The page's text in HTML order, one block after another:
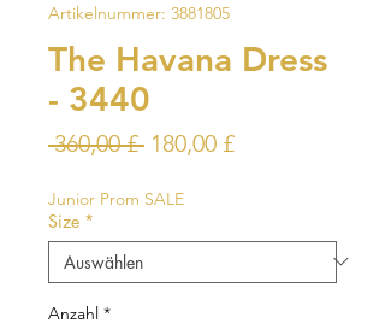
Artikelnummer: 3881805
The Havana Dress
- 3440
360,00 £ Standardpreis
180,00 £Sale-
Junior Prom SALE
Size *
Anzahl *